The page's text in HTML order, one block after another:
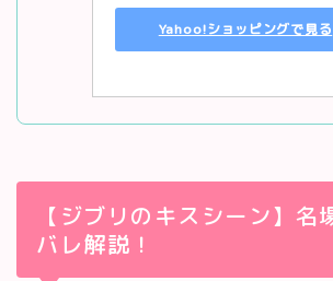
Yahoo!ショッピングで見る
【ジブリのキスシーン】名
バレ解説！